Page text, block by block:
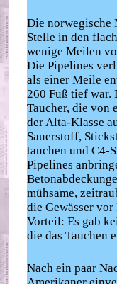
Die norwegische
Stelle in den
wenige Meilen
Die Pipelines
als einer Meile
260 Fuß tief war.
Taucher, die von
der Alta-Klasse
Sauerstoff,
tauchen und C4-
Pipelines
mühsame,
die Gewässer
Vorteil: Es gab
die das Tauchen
Nach ein paar